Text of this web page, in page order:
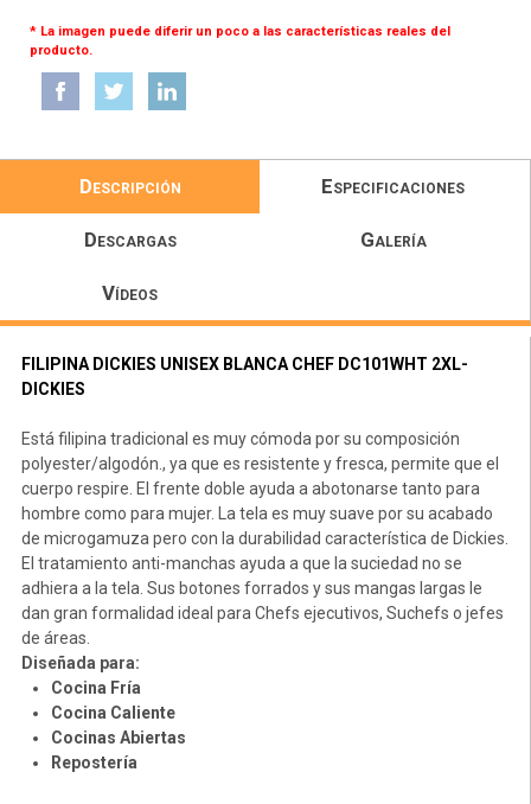
* La imagen puede diferir un poco a las características reales del
producto.
Descripción Especificaciones
Descargas Galería
Vídeos
FILIPINA DICKIES UNISEX BLANCA CHEF DC101WHT 2XL-
DICKIES
Está filipina tradicional es muy cómoda por su composición
polyester/algodón., ya que es resistente y fresca, permite que el
cuerpo respire. El frente doble ayuda a abotonarse tanto para
hombre como para mujer. La tela es muy suave por su acabado
de microgamuza pero con la durabilidad característica de Dickies.
El tratamiento anti-manchas ayuda a que la suciedad no se
adhiera a la tela. Sus botones forrados y sus mangas largas le
dan gran formalidad ideal para Chefs ejecutivos, Suchefs o jefes
de áreas.
Diseñada para:
Cocina Fría
Cocina Caliente
Cocinas Abiertas
Repostería